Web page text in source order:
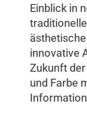
Einblick in
innovative
Zukunft
und Farbe